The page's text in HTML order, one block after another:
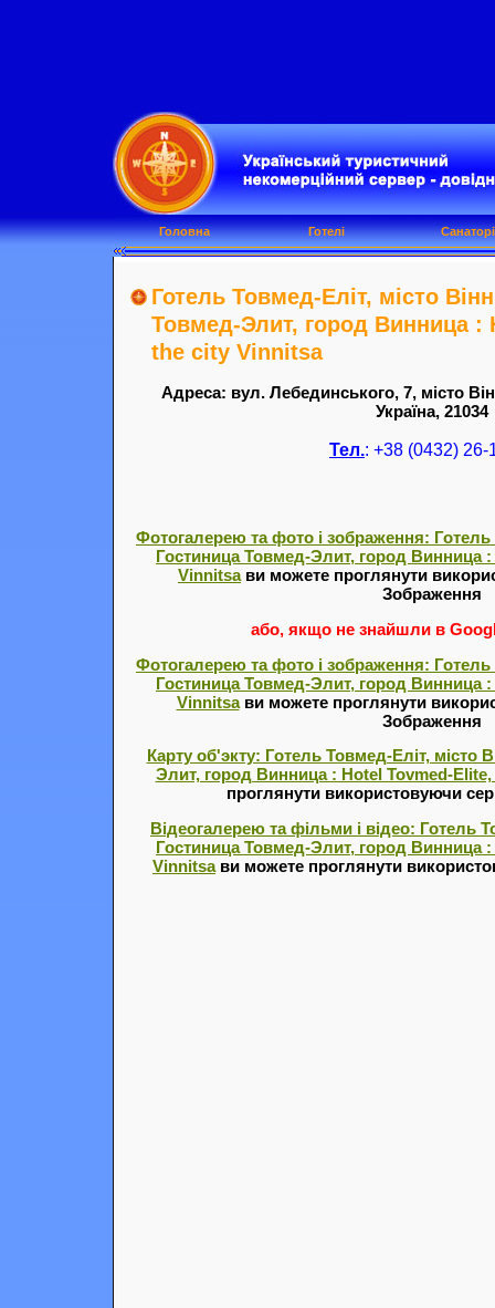
Готель Товмед-Еліт, місто
Товмед-Элит, город Винница :
the city Vinnitsa
Адреса: вул. Лебединського, 7, місто
Україна, 21034
Тел.: +38 (0432) 26-
Фотогалерею та фото і зображення: Готель
Гостиница Товмед-Элит, город Винница
Vinnitsaви можете проглянути
Зображення
або, якщо не знайшли в
Фотогалерею та фото і зображення: Готель
Гостиница Товмед-Элит, город Винница
Vinnitsaви можете проглянути
Зображення
Карту об'экту: Готель Товмед-Еліт, місто
Элит, город Винница : Hotel Tovmed-
проглянути використовуючи
Відеогалерею та фільми і відео: Готель
Гостиница Товмед-Элит, город Винница
Vinnitsaви можете проглянути
Головна Готелі